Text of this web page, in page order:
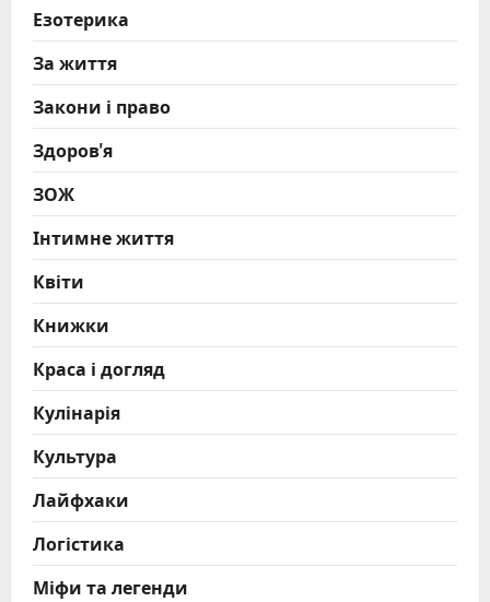
Езотерика
За життя
Закони і право
Здоров'я
ЗОЖ
Інтимне життя
Квіти
Книжки
Краса і догляд
Кулінарія
Культура
Лайфхаки
Логістика
Міфи та легенди